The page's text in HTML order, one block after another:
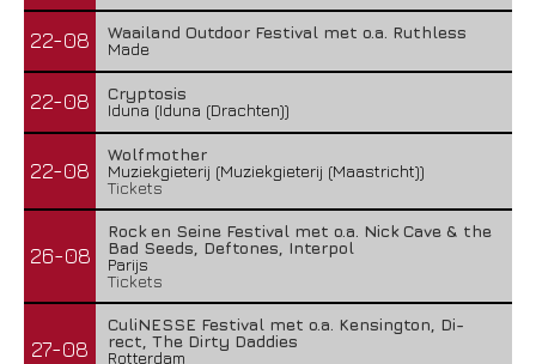
22-08
Waailand Outdoor Festival met o.a. Ruthless
Made
22-08
Cryptosis
Iduna (Iduna (Drachten))
22-08
Wolfmother
Muziekgieterij (Muziekgieterij (Maastricht))
Tickets
26-08
Rock en Seine Festival met o.a. Nick Cave & the
Bad Seeds, Deftones, Interpol
Parijs
Tickets
27-08
CuliNESSE Festival met o.a. Kensington, Di-
rect, The Dirty Daddies
Rotterdam